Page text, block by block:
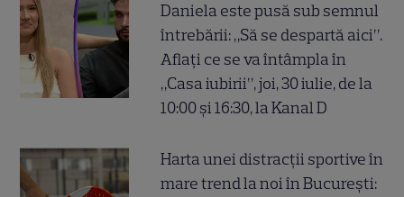
Daniela este pusă sub semnul
întrebării: „Să se despartă aici”.
Aflați ce se va întâmpla în
„Casa iubirii”, joi, 30 iulie, de la
10:00 și 16:30, la Kanal D
Harta unei distracții sportive în
mare trend la noi în București: